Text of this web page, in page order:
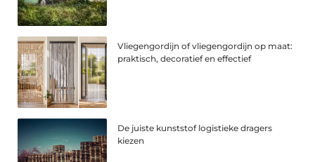
Vliegengordijn of vliegengordijn op maat:
praktisch, decoratief en effectief
De juiste kunststof logistieke dragers
kiezen